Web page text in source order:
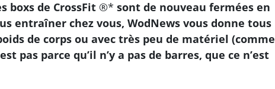
boxs de CrossFit ®* sont de nouveau fermées en
entraîner chez vous, WodNews vous donne tous
de corps ou avec très peu de matériel (comme
pas parce qu’il n’y a pas de barres, que ce n’est